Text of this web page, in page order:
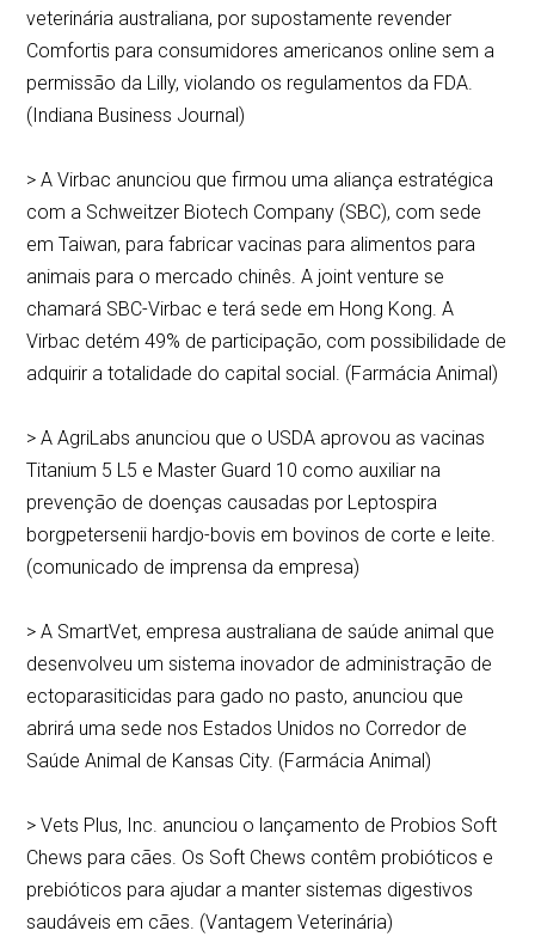
veterinária australiana, por supostamente revender
Comfortis para consumidores americanos online sem a
permissão da Lilly, violando os regulamentos da FDA.
(Indiana Business Journal)
> A Virbac anunciou que firmou uma aliança estratégica
com a Schweitzer Biotech Company (SBC), com sede
em Taiwan, para fabricar vacinas para alimentos para
animais para o mercado chinês. A joint venture se
chamará SBC-Virbac e terá sede em Hong Kong. A
Virbac detém 49% de participação, com possibilidade de
adquirir a totalidade do capital social. (Farmácia Animal)
> A AgriLabs anunciou que o USDA aprovou as vacinas
Titanium 5 L5 e Master Guard 10 como auxiliar na
prevenção de doenças causadas por Leptospira
borgpetersenii hardjo-bovis em bovinos de corte e leite.
(comunicado de imprensa da empresa)
> A SmartVet, empresa australiana de saúde animal que
desenvolveu um sistema inovador de administração de
ectoparasiticidas para gado no pasto, anunciou que
abrirá uma sede nos Estados Unidos no Corredor de
Saúde Animal de Kansas City. (Farmácia Animal)
> Vets Plus, Inc. anunciou o lançamento de Probios Soft
Chews para cães. Os Soft Chews contêm probióticos e
prebióticos para ajudar a manter sistemas digestivos
saudáveis em cães. (Vantagem Veterinária)